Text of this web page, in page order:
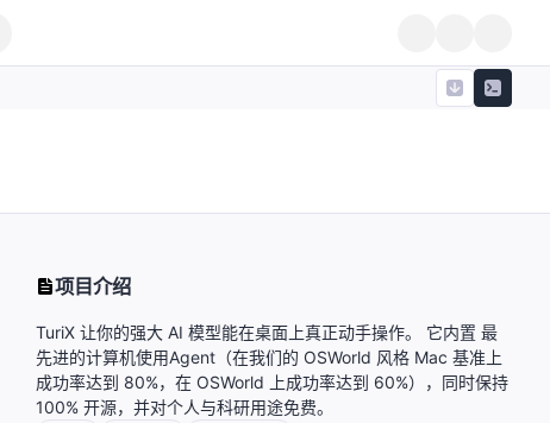
项目介绍
TuriX 让你的强大 AI 模型能在桌面上真正动手操作。 它内置 最
先进的计算机使用Agent（在我们的 OSWorld 风格 Mac 基准上
成功率达到 80%，在 OSWorld 上成功率达到 60%），同时保持
100% 开源，并对个人与科研用途免费。